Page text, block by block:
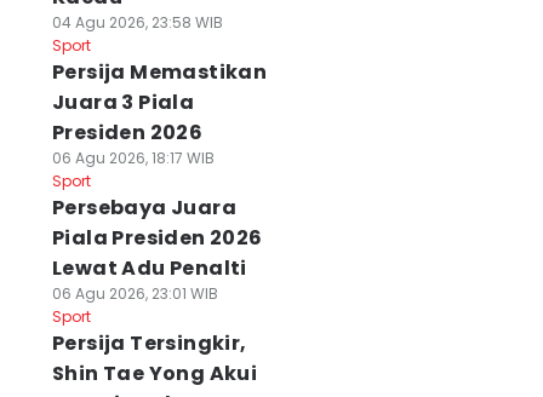
di Tengah
Lelah dan
Istirahat Tak
Sesuai FIFA, Igor
Tolic Cemas
04 Agu 2026, 23:58 WIB
Sport
Persija Memastikan
Juara 3 Piala
Presiden 2026
06 Agu 2026, 18:17 WIB
Sport
Persebaya Juara
Piala Presiden 2026
Lewat Adu Penalti
06 Agu 2026, 23:01 WIB
Sport
Persija Tersingkir,
Shin Tae Yong Akui